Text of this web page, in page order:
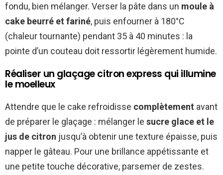
fondu, bien mélanger. Verser la pâte dans un moule à
cake beurré et fariné, puis enfourner à 180°C
(chaleur tournante) pendant 35 à 40 minutes : la
pointe d’un couteau doit ressortir légèrement humide.
Réaliser un glaçage citron express qui illumine
le moelleux
Attendre que le cake refroidisse complètement avant
de préparer le glaçage : mélanger le sucre glace et le
jus de citron jusqu’à obtenir une texture épaisse, puis
napper le gâteau. Pour une brillance appétissante et
une petite touche décorative, parsemer de zestes.